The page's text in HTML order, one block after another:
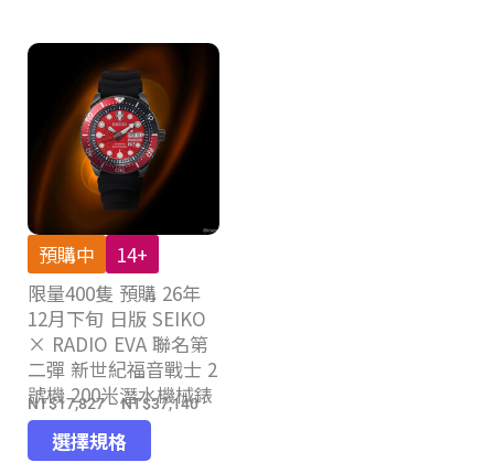
多
式。
可
在
品
面
選
擇
選
項
預購中
14+
限量400隻 預購 26年
12月下旬 日版 SEIKO
× RADIO EVA 聯名第
二彈 新世紀福音戰士 2
號機 200米潛水機械錶
NT$17,827–NT$37,140價
選擇規格
產